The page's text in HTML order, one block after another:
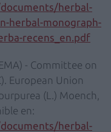
herbal-
herbal-monograph-
recens_en.pdf
- Committee on
European Union
(L.) Moench,
en:
herbal-